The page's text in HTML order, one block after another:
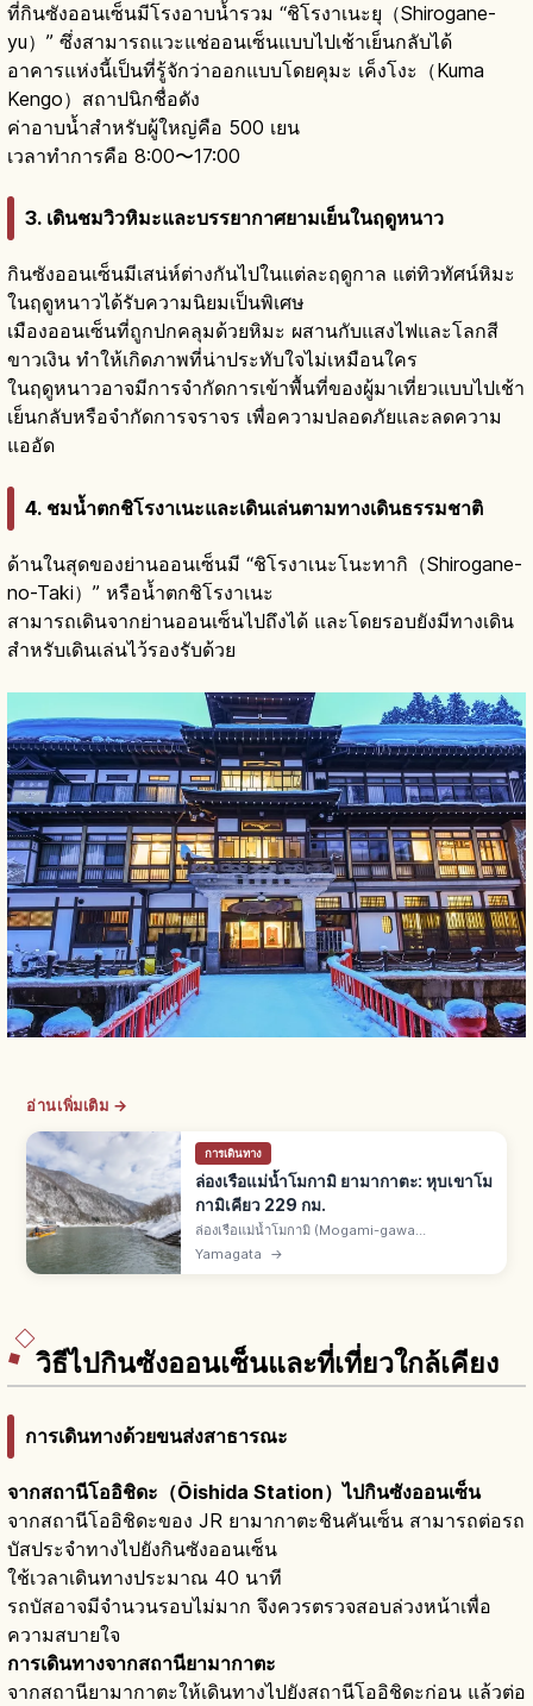
ที่กินซังออนเซ็นมีโรงอาบน้ำรวม “ชิโรงาเนะยุ（Shirogane-
yu）” ซึ่งสามารถแวะแช่ออนเซ็นแบบไปเช้าเย็นกลับได้
อาคารแห่งนี้เป็นที่รู้จักว่าออกแบบโดยคุมะ เค็งโงะ（Kuma
Kengo）สถาปนิกชื่อดัง
ค่าอาบน้ำสำหรับผู้ใหญ่คือ 500 เยน
เวลาทำการคือ 8:00〜17:00
3. เดินชมวิวหิมะและบรรยากาศยามเย็นในฤดูหนาว
กินซังออนเซ็นมีเสน่ห์ต่างกันไปในแต่ละฤดูกาล แต่ทิวทัศน์หิมะ
ในฤดูหนาวได้รับความนิยมเป็นพิเศษ
เมืองออนเซ็นที่ถูกปกคลุมด้วยหิมะ ผสานกับแสงไฟและโลกสี
ขาวเงิน ทำให้เกิดภาพที่น่าประทับใจไม่เหมือนใคร
ในฤดูหนาวอาจมีการจำกัดการเข้าพื้นที่ของผู้มาเที่ยวแบบไปเช้า
เย็นกลับหรือจำกัดการจราจร เพื่อความปลอดภัยและลดความ
แออัด
4. ชมน้ำตกชิโรงาเนะและเดินเล่นตามทางเดินธรรมชาติ
ด้านในสุดของย่านออนเซ็นมี “ชิโรงาเนะโนะทากิ（Shirogane-
no-Taki）” หรือน้ำตกชิโรงาเนะ
สามารถเดินจากย่านออนเซ็นไปถึงได้ และโดยรอบยังมีทางเดิน
สำหรับเดินเล่นไว้รองรับด้วย
อ่านเพิ่มเติม →
การเดินทาง
ล่องเรือแม่น้ำโมกามิ ยามากาตะ: หุบเขาโม
กามิเคียว 229 กม.
ล่องเรือแม่น้ำโมกามิ (Mogami-gawa
Funakudari) คือล่องเรือชมหุบเขาโมกามิเคียวของ
จ.ยามากาตะ แม่น้ำยาวรวม 229 กม. มัตสึโอะ บาโช
Yamagata →
วิธีไปกินซังออนเซ็นและที่เที่ยวใกล้เคียง
การเดินทางด้วยขนส่งสาธารณะ
จากสถานีโออิชิดะ（Ōishida Station）ไปกินซังออนเซ็น
จากสถานีโออิชิดะของ JR ยามากาตะชินคันเซ็น สามารถต่อรถ
บัสประจำทางไปยังกินซังออนเซ็น
ใช้เวลาเดินทางประมาณ 40 นาที
รถบัสอาจมีจำนวนรอบไม่มาก จึงควรตรวจสอบล่วงหน้าเพื่อ
ความสบายใจ
การเดินทางจากสถานียามากาตะ
จากสถานียามากาตะให้เดินทางไปยังสถานีโออิชิดะก่อน แล้วต่อ